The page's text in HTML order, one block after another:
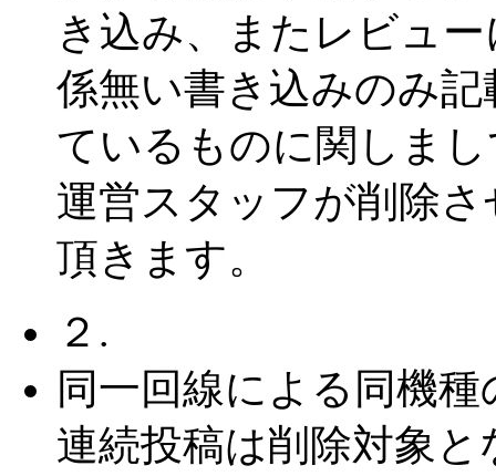
き込み、またレビュー
係無い書き込みのみ記
ているものに関しま
運営スタッフが削除さ
頂きます。
２.
同一回線による同機種
連続投稿は削除対象と